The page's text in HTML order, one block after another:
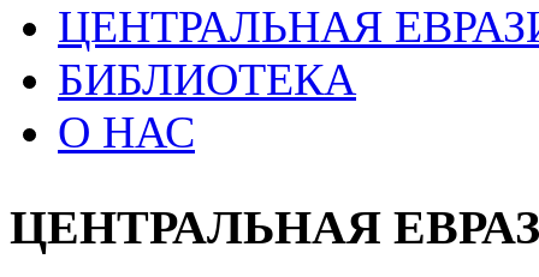
ЦЕНТРАЛЬНАЯ
БИБЛИОТЕКА
О НАС
ЦЕНТРАЛЬНАЯ